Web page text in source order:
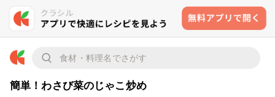
簡単！わさび菜のじゃこ炒め